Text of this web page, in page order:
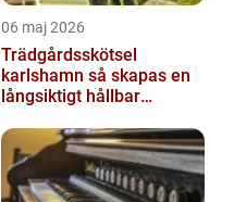
06 maj 2026
Trädgårdsskötsel
karlshamn så skapas en
långsiktigt hållbar